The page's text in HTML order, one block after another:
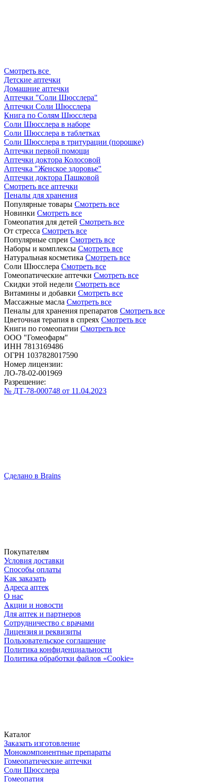
Смотреть все
Детские аптечки
Домашние аптечки
Аптечки "Соли Шюсслера"
Аптечки Соли Шюсслера
Книга по Солям Шюсслера
Соли Шюсслера в наборе
Соли Шюсслера в таблетках
Соли Шюсслера в тритурации (порошке)
Аптечки первой помощи
Аптечки доктора Колосовой
Аптечка "Женское здоровье"
Аптечки доктора Пашковой
Смотреть все аптечки
Пеналы для хранения
Популярные товары Смотреть все
Новинки Смотреть все
Гомеопатия для детей Смотреть все
От стресса Смотреть все
Популярные спреи Смотреть все
Наборы и комплексы Смотреть все
Натуральная косметика Смотреть все
Соли Шюсслера Смотреть все
Гомеопатические аптечки Смотреть все
Скидки этой недели Смотреть все
Витамины и добавки Смотреть все
Массажные масла Смотреть все
Пеналы для хранения препаратов Смотреть все
Цветочная терапия в спреях Смотреть все
Книги по гомеопатии Смотреть все
ООО "Гомеофарм"
ИНН 7813169486
ОГРН 1037828017590
Номер лицензии:
ЛО-78-02-001969
Разрешение:
№ ДТ-78-000748 от 11.04.2023
Сделано в Brains
Покупателям
Условия доставки
Способы оплаты
Как заказать
Адреса аптек
О нас
Акции и новости
Для аптек и партнеров
Сотрудничество с врачами
Лицензия и реквизиты
Пользовательское соглашение
Политика конфиденциальности
Политика обработки файлов «Cookie»
Каталог
Заказать изготовление
Монокомпонентные препараты
Гомеопатические аптечки
Соли Шюсслера
Гомеопатия